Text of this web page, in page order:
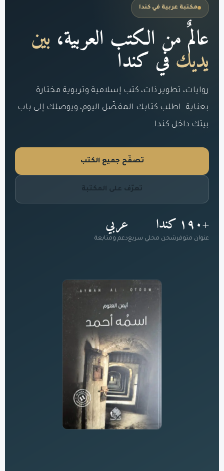
مكتبة عربية في كندا
عالمٌ من الكتب العربية، بين
يديكفي كندا
روايات، تطوير ذات، كتب إسلامية وتربوية مختارة
بعناية. اطلب كتابك المفضّل اليوم، ويوصلك إلى باب
بيتك داخل كندا.
تصفّح جميع الكتب
تعرّف على المكتبة
+١٩٠
عنوان متوفر
كندا
شحن محلي سريع
عربي
دعم ومتابعة